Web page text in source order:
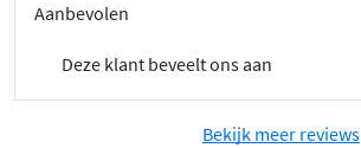
Aanbevolen
Deze klant beveelt ons aan
Bekijk meer reviews